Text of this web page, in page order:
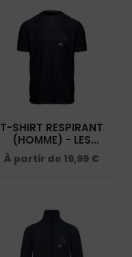
T-SHIRT RESPIRANT
(HOMME) - LES
GRANDES MARQUES -
NAVY - IB300
À partir de 19,99 €